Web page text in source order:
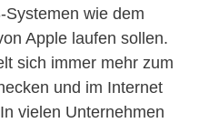
Systemen wie dem
Apple laufen sollen.
sich immer mehr zum
und im Internet
vielen Unternehmen